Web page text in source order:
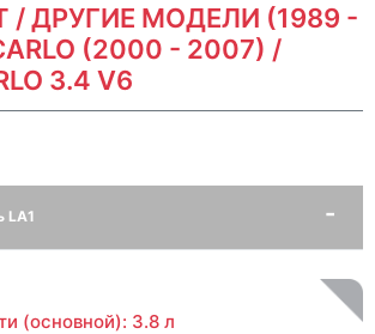
/ ДРУГИЕ МОДЕЛИ (1989 -
(2000 - 2007) /
3.4 V6
LA1
(основной): 3.8 л